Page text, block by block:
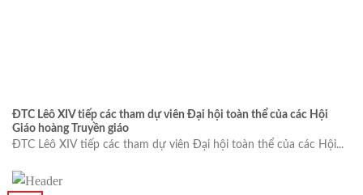
ĐTC Lêô XIV tiếp các tham dự viên Đại hội toàn thể của các Hội
Giáo hoàng Truyền giáo
ĐTC Lêô XIV tiếp các tham dự viên Đại hội toàn thể của các Hội...